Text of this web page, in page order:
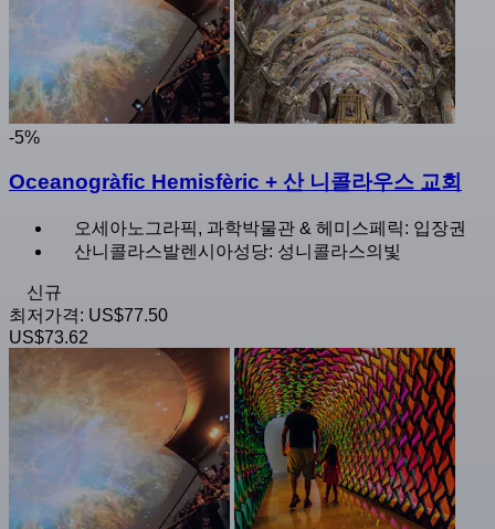
-5%
Oceanogràfic Hemisfèric + 산 니콜라우스 교회
오세아노그라픽, 과학박물관 & 헤미스페릭: 입장권
산니콜라스발렌시아성당: 성니콜라스의빛
신규
최저가격: US$77.50
US$73.62